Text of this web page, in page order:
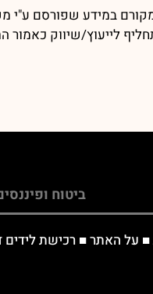
במידע שפורסם ע"י
תחליף לייעוץ/שיווק
ביטוח
■ על האתר■רכישת לידים